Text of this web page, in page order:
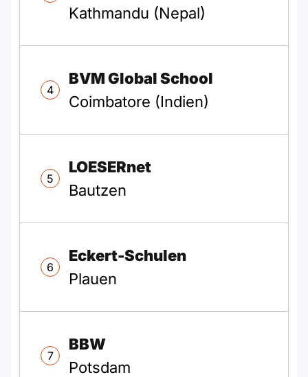
Kathmandu (Nepal)
4
BVM Global School
Coimbatore (Indien)
5
LOESERnet
Bautzen
6
Eckert-Schulen
Plauen
7
BBW
Potsdam